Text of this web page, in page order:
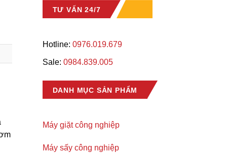
TƯ VẤN 24/7
Hotline: 0976.019.679
Sale: 0984.839.005
DANH MỤC SẢN PHẨM
Máy giặt công nghiệp
Máy sấy công nghiệp